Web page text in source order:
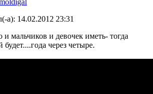
а): 14.02.2012 23:31
и мальчиков и девочек иметь- тогда
будет....года через четыре.